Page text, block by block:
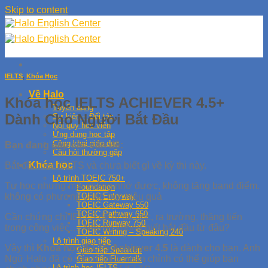
Skip to content
Về Halo
Tuyển dụng
Sự kiện – Đối tác
Nội quy học viên
Ứng dụng học tập
Công khai giáo dục
Câu hỏi thường gặp
Khóa học
Lộ trình TOEIC 750+
Foundation
TOEIC Entryway
TOEIC Gateway 550
TOEIC Pathway 650
TOEIC Runway 750
TOEIC Writing – Speaking 240
Lộ trình giao tiếp
Giao tiếp SpeakUp
Giao tiếp Fluentalk
IELTS, Khóa Học
Khóa học IELTS ACHIEVER 4.5+
Dành Cho Người Bắt Đầu
Bạn đang gặp các vấn đề:
Bắt đầu học IELTS và chưa biết gì về kỳ thi này.
Tự học nhưng mãi không nhớ được, không tăng band điểm.
không có phương pháp học hiệu quả
Cần chứng chỉ IELTS để đi du học, ra trường, thăng tiến
trong công việc…. Nhưng không biết bắt đầu từ đâu?
Vậy thì Khóa học IELTS Achiever 4.5 là dành cho bạn. Anh
Ngữ Halo đã có sẵn lộ trình hoàn chỉnh có thể giúp bạn